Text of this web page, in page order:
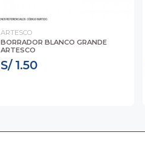
ARTESCO
BORRADOR BLANCO GRANDE
ARTESCO
S/ 1.50